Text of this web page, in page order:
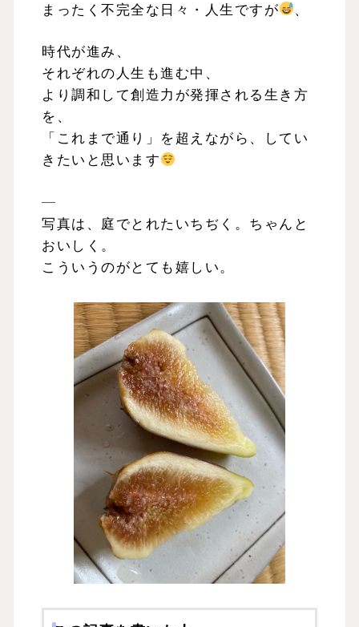
まったく不完全な日々・人生ですが 、
時代が進み、
それぞれの人生も進む中、
より調和して創造力が発揮される生き方
を、
「これまで通り」を超えながら、してい
きたいと思います
—
写真は、庭でとれたいちぢく。ちゃんと
おいしく。
こういうのがとても嬉しい。